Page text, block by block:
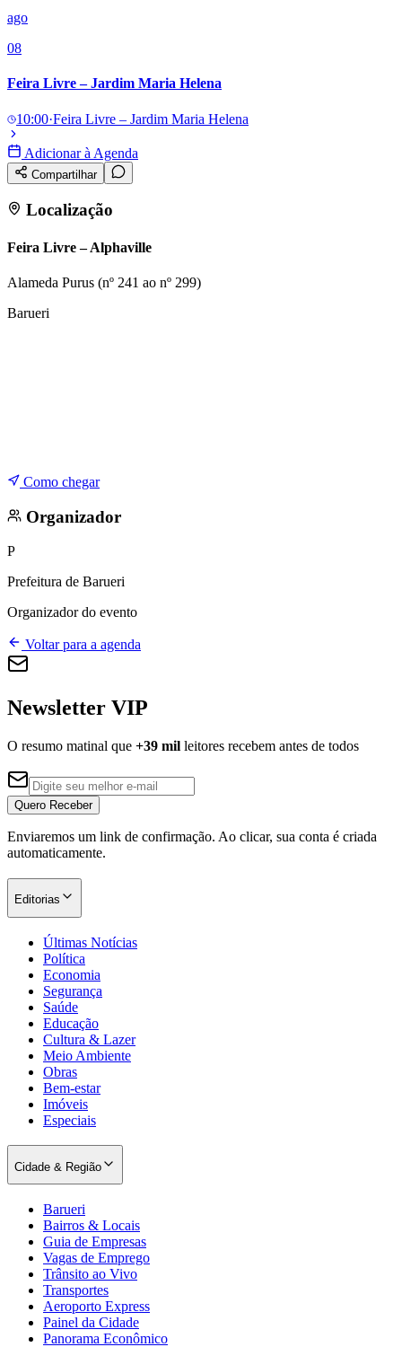
ago
08
Feira Livre – Jardim Maria Helena
10:00·Feira Livre – Jardim Maria Helena
Adicionar à Agenda
Compartilhar
Localização
Feira Livre – Alphaville
Alameda Purus (nº 241 ao nº 299)
Barueri
Como chegar
Organizador
P
Prefeitura de Barueri
Organizador do evento
Voltar para a agenda
Newsletter VIP
O resumo matinal que +39 mil leitores recebem antes de todos
Quero Receber
Enviaremos um link de confirmação. Ao clicar, sua conta é criada
automaticamente.
Editorias
Últimas Notícias
Política
Economia
Segurança
Saúde
Educação
Cultura & Lazer
Meio Ambiente
Obras
Bem-estar
Imóveis
Especiais
Cidade & Região
Barueri
Bairros & Locais
Guia de Empresas
Vagas de Emprego
Trânsito ao Vivo
Transportes
Aeroporto Express
Painel da Cidade
Panorama Econômico